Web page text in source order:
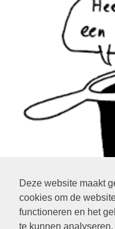
Deze website maakt
cookies om de
functioneren en het
te kunnen analyseren.
klik op het plaatje